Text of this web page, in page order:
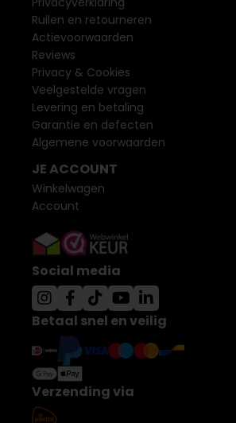
Ruilen en retourneren
Actievoorwaarden
Reviews
Privacy & Cookies
Veelgestelde vragen
Levering en betaling
Garantie en defecten
Algemene voorwaarden
JE ACCOUNT
Winkelwagen
Account
Social media
Betaal snel en veilig
Verzending via